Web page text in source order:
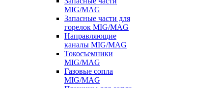
MIG/MAG
Запасные части для
горелок MIG/MAG
Направляющие
каналы MIG/MAG
Токосъемники
MIG/MAG
Газовые сопла
MIG/MAG